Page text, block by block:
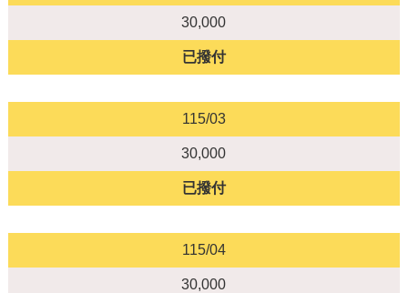
30,000
已撥付
115/03
30,000
已撥付
115/04
30,000